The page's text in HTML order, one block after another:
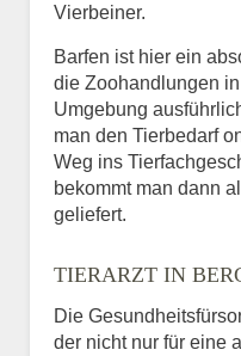
Vierbeiner.
Barfen ist hier ein
die Zoohandlungen
Umgebung
man den Tierbedarf
Weg ins
bekommt man dann
geliefert.
TIERARZT IN
Die
der nicht nur für eine